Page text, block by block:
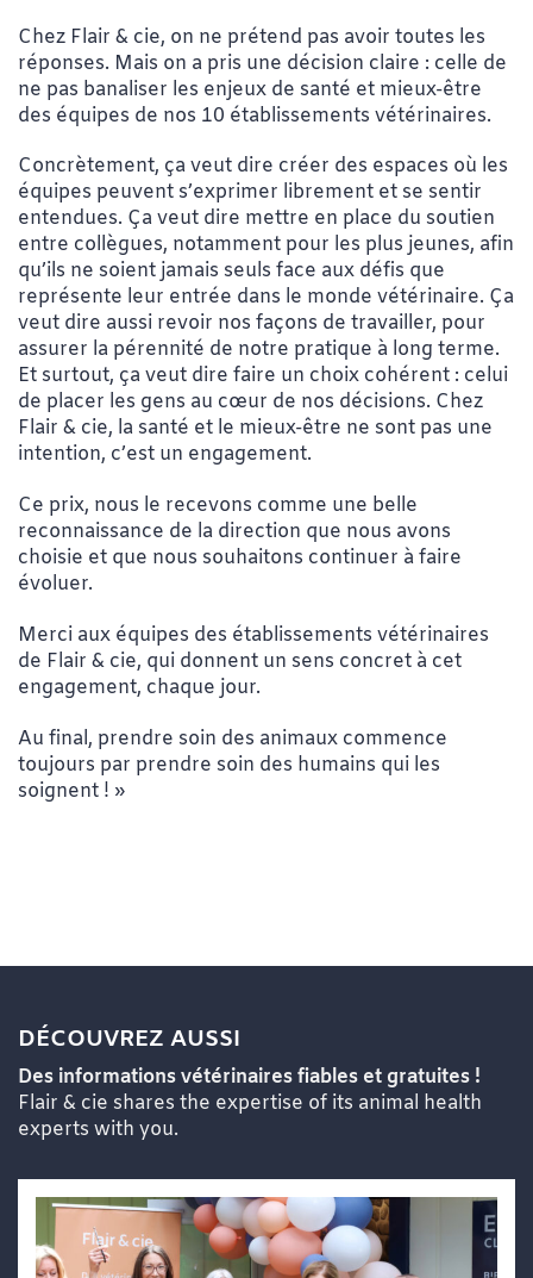
Chez Flair & cie, on ne prétend pas avoir toutes les
réponses. Mais on a pris une décision claire : celle de
ne pas banaliser les enjeux de santé et mieux-être
des équipes de nos 10 établissements vétérinaires.
Concrètement, ça veut dire créer des espaces où les
équipes peuvent s’exprimer librement et se sentir
entendues. Ça veut dire mettre en place du soutien
entre collègues, notamment pour les plus jeunes, afin
qu’ils ne soient jamais seuls face aux défis que
représente leur entrée dans le monde vétérinaire. Ça
veut dire aussi revoir nos façons de travailler, pour
assurer la pérennité de notre pratique à long terme.
Et surtout, ça veut dire faire un choix cohérent : celui
de placer les gens au cœur de nos décisions. Chez
Flair & cie, la santé et le mieux-être ne sont pas une
intention, c’est un engagement.
Ce prix, nous le recevons comme une belle
reconnaissance de la direction que nous avons
choisie et que nous souhaitons continuer à faire
évoluer.
Merci aux équipes des établissements vétérinaires
de Flair & cie, qui donnent un sens concret à cet
engagement, chaque jour.
Au final, prendre soin des animaux commence
toujours par prendre soin des humains qui les
soignent ! »
DÉCOUVREZ AUSSI
Des informations vétérinaires fiables et gratuites !
Flair & cie shares the expertise of its animal health
experts with you.